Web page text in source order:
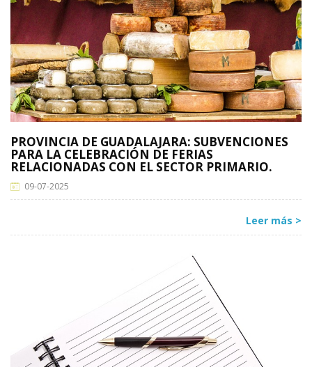
PROVINCIA DE GUADALAJARA: SUBVENCIONES
PARA LA CELEBRACIÓN DE FERIAS
RELACIONADAS CON EL SECTOR PRIMARIO.
09-07-2025
Leer más >